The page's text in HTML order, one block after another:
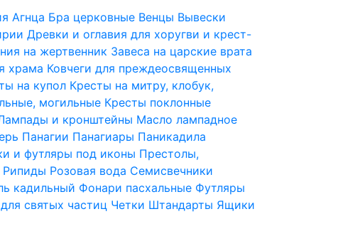
Агнца Бра церковные Венцы Вывески
Древки и оглавия для хоругви и крест-
на жертвенник Завеса на царские врата
храма Ковчеги для преждеосвященных
на купол Кресты на митру, клобук,
могильные Кресты поклонные
и кронштейны Масло лампадное
Панагии Панагиары Паникадила
и футляры под иконы Престолы,
Рипиды Розовая вода Семисвечники
кадильный Фонари пасхальные Футляры
святых частиц Четки Штандарты Ящики